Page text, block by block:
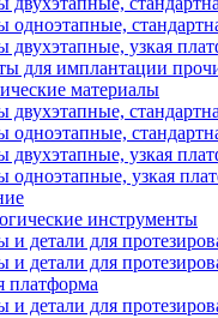
одноэтапные,
двухэтапные, узкая
для имплантации
материалы
двухэтапные,
одноэтапные,
двухэтапные, узкая
одноэтапные, узкая
инструменты
и детали для
и детали для
платформа
и детали для